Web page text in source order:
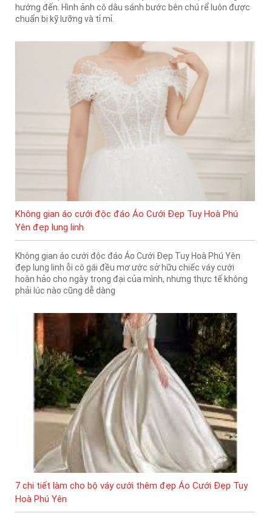
hướng đến. Hình ảnh cô dâu sánh bước bên chú rể luôn được
chuẩn bị kỹ lưỡng và tỉ mỉ.
Không gian áo cưới độc đáo Áo Cưới Đẹp Tuy Hoà Phú
Yên đẹp lung linh
Không gian áo cưới độc đáo Áo Cưới Đẹp Tuy Hoà Phú Yên
đẹp lung linh ỗi cô gái đều mơ ước sở hữu chiếc váy cưới
hoàn hảo cho ngày trọng đại của mình, nhưng thực tế không
phải lúc nào cũng dễ dàng
7 chi tiết làm cho bộ váy cưới thêm đẹp Áo Cưới Đẹp Tuy
Hoà Phú Yên